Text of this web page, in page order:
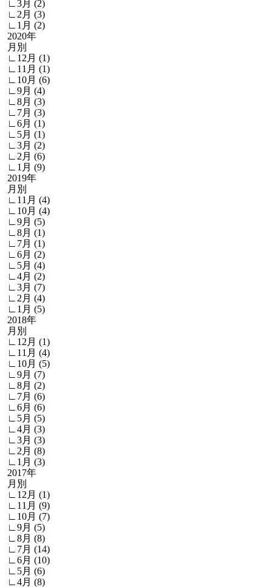
∟3月 (2)
∟2月 (3)
∟1月 (2)
2020年
月別
∟12月 (1)
∟11月 (1)
∟10月 (6)
∟9月 (4)
∟8月 (3)
∟7月 (3)
∟6月 (1)
∟5月 (1)
∟3月 (2)
∟2月 (6)
∟1月 (9)
2019年
月別
∟11月 (4)
∟10月 (4)
∟9月 (5)
∟8月 (1)
∟7月 (1)
∟6月 (2)
∟5月 (4)
∟4月 (2)
∟3月 (7)
∟2月 (4)
∟1月 (5)
2018年
月別
∟12月 (1)
∟11月 (4)
∟10月 (5)
∟9月 (7)
∟8月 (2)
∟7月 (6)
∟6月 (6)
∟5月 (5)
∟4月 (3)
∟3月 (3)
∟2月 (8)
∟1月 (3)
2017年
月別
∟12月 (1)
∟11月 (9)
∟10月 (7)
∟9月 (5)
∟8月 (8)
∟7月 (14)
∟6月 (10)
∟5月 (6)
∟4月 (8)